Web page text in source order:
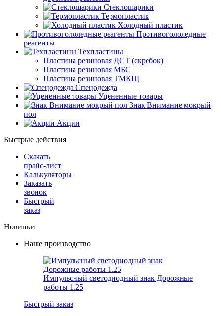
Стеклошарики
Термопластик
Холодный пластик
Противогололедные
реагенты
Техпластины
Пластина резиновая ДСТ (скребок)
Пластина резиновая МБС
Пластина резиновая ТМКЩ
Спецодежда
Уцененные товары
Знак Внимание мокрый
пол
Акции
Быстрые действия
Скачать
прайс-лист
Калькуляторы
Заказать
звонок
Быстрый
заказ
Новинки
Наше производство
Импульсный светодиодный знак Дорожные
работы 1.25
Быстрый заказ